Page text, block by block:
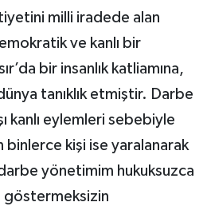
milli iradede alan
ve kanlı bir
bir insanlık katliamına,
tanıklık etmiştir. Darbe
kanlı eylemleri sebebiyle
binlerce kişi ise yaralanarak
yönetimim hukuksuzca
göstermeksizin